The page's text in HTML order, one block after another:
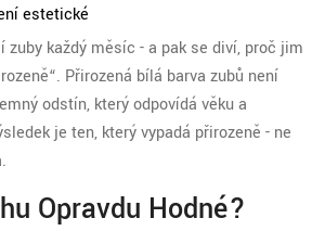
estetické
zuby každý měsíc - a pak se diví, proč jim
Přirozená bílá barva zubů není
odstín, který odpovídá věku a
je ten, který vypadá přirozeně - ne
Opravdu Hodné?